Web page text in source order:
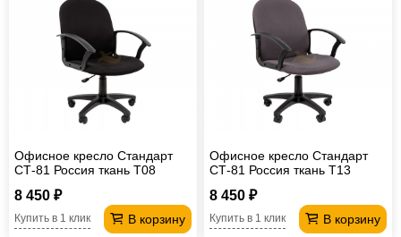
Офисное кресло Стандарт
СТ-81 Россия ткань T08
8 450 ₽
В корзину
Купить в 1 клик
Офисное кресло Стандарт
СТ-81 Россия ткань Т13
8 450 ₽
В корзину
Купить в 1 клик